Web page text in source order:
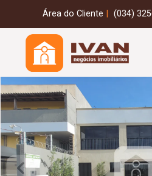
Área do Cliente (034)